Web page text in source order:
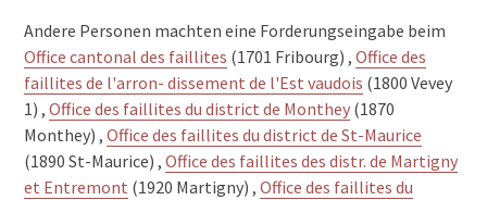
Andere Personen machten eine Forderungseingabe beim
Office cantonal des faillites (1701 Fribourg) ,Office des
faillites de l'arron- dissement de l'Est vaudois (1800 Vevey
1) ,Office des faillites du district de Monthey (1870
Monthey) ,Office des faillites du district de St-Maurice
(1890 St-Maurice) ,Office des faillites des distr. de Martigny
et Entremont (1920 Martigny) ,Office des faillites du